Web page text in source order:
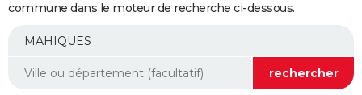
Essais
Réserver un essai
Citadines
Berlines
SUV
Forum auto
+
Mobiles
Meilleur smartphone
Internet
Ordinateurs
Jeux vidéo
Guide high-tech
Aménagement intérieur
commune dans le moteur de recherche ci-dessous.